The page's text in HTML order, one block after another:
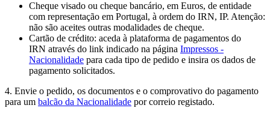
Cheque visado ou cheque bancário, em Euros, de entidade
com representação em Portugal, à ordem do IRN, IP. Atenção:
não são aceites outras modalidades de cheque.
Cartão de crédito: aceda à plataforma de pagamentos do
IRN através do link indicado na página Impressos -
Nacionalidade para cada tipo de pedido e insira os dados de
pagamento solicitados.
4. Envie o pedido, os documentos e o comprovativo do pagamento
para um balcão da Nacionalidade por correio registado.